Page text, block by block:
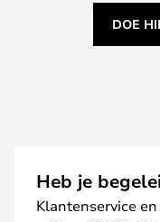
DOE
Heb je
Klantenservice